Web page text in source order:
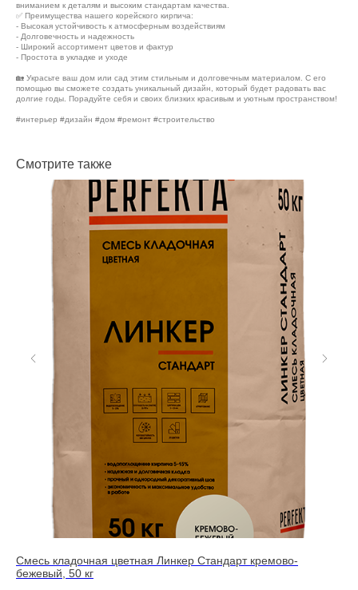
вниманием к деталям и высоким стандартам качества.
✅ Преимущества нашего корейского кирпича:
- Высокая устойчивость к атмосферным воздействиям
- Долговечность и надежность
- Широкий ассортимент цветов и фактур
- Простота в укладке и уходе
🏡 Украсьте ваш дом или сад этим стильным и долговечным материалом. С его
помощью вы сможете создать уникальный дизайн, который будет радовать вас
долгие годы. Порадуйте себя и своих близких красивым и уютным пространством!
#интерьер #дизайн #дом #ремонт #строительство
Смотрите также
Смесь кладочная цветная Линкер Стандарт кремово-
бежевый, 50 кг